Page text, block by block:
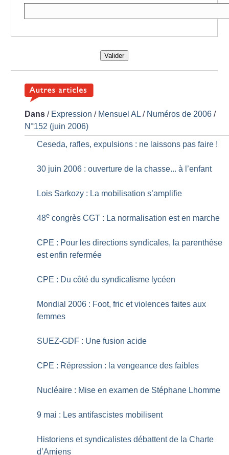
Valider
Dans / Expression / Mensuel AL / Numéros de 2006 /
N°152 (juin 2006)
Ceseda, rafles, expulsions : ne laissons pas faire !
30 juin 2006 : ouverture de la chasse... à l’enfant
Lois Sarkozy : La mobilisation s’amplifie
48e congrès CGT : La normalisation est en marche
CPE : Pour les directions syndicales, la parenthèse
est enfin refermée
CPE : Du côté du syndicalisme lycéen
Mondial 2006 : Foot, fric et violences faites aux
femmes
SUEZ-GDF : Une fusion acide
CPE : Répression : la vengeance des faibles
Nucléaire : Mise en examen de Stéphane Lhomme
9 mai : Les antifascistes mobilisent
Historiens et syndicalistes débattent de la Charte
d’Amiens